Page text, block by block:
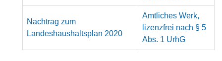
Nachtrag zum
Landeshaushaltsplan 2020
Amtliches Werk,
lizenzfrei nach § 5
Abs. 1 UrhG